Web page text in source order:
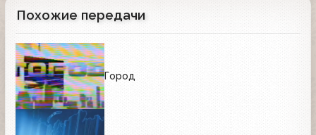
Похожие передачи
Город